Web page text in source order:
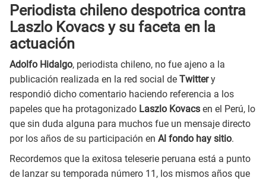
Periodista chileno despotrica contra
Laszlo Kovacs y su faceta en la
actuación
Adolfo Hidalgo, periodista chileno, no fue ajeno a la
publicación realizada en la red social de Twittery
respondió dicho comentario haciendo referencia a los
papeles que ha protagonizado Laszlo Kovacs en el Perú, lo
que sin duda alguna para muchos fue un mensaje directo
por los años de su participación en Al fondo hay sitio.
Recordemos que la exitosa teleserie peruana está a punto
de lanzar su temporada número 11, los mismos años que